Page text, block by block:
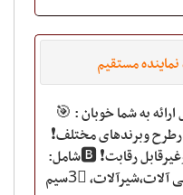
مستقیم
🅰مصالح ومتریال های موجود قابل ارائه به شما خوبان : 🎯
وبرندهای مختلف❗️
💰وآفرقیمتی فوق العاده مناسب وغیرقابل رقابت❗️ 🅱شامل:
1⃣انواع کاشی وسرامیک ، 2⃣چینی آلات،شیرآلات، 3⃣سیم